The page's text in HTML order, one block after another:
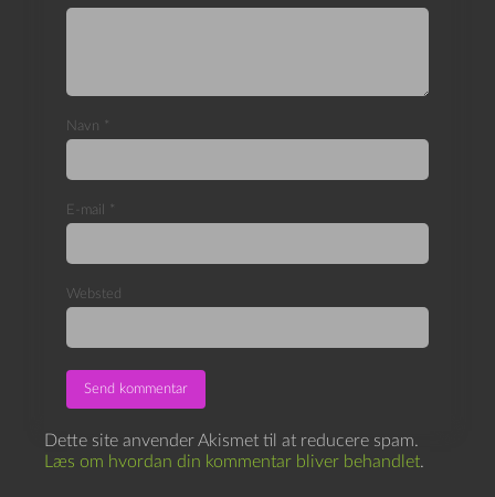
Navn *
E-mail *
Websted
Dette site anvender Akismet til at reducere spam.
Læs om hvordan din kommentar bliver behandlet.